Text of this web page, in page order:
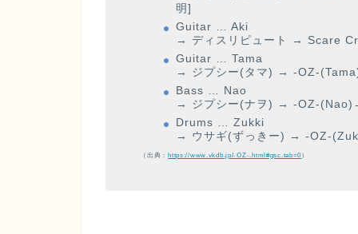
明]
Guitar … Aki
→ ディスリピュート → Scare
Guitar … Tama
→ ジプシー(タマ) → -OZ-
Bass … Nao
→ ジプシー(ナヲ) → -OZ-
Drums … Zukki
→ ウサギ(ずっきー) → -OZ-
（出典： https://www.vkdb.jp/-OZ-.html#gsc.tab=0 ）